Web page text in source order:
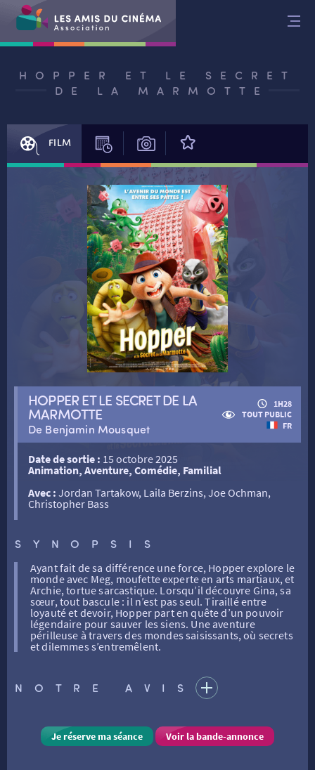
RETOUR
FILMS
HORAIRES
SÉANCES SPÉCIALES
THÉ CINÉ
RÉTRO VISION
LA PROG QUI OSE
RETOUR
ATELIERS PRATIQUES
RETOUR
D’ACTUALITÉS
LES DISPOSITIFS NATIONAUX
LES ATELIERS EN CLASSE
RETOUR
HISTORIQUE
RETOUR
NOS SALLES
HOPPER ET LE SECRET
DE LA MARMOTTE
FILM SÉANCES PHOTOS
HOPPER ET LE SECRET DE LA
MARMOTTE
De Benjamin Mousquet
1H28
TOUT PUBLIC
FR
Date de sortie : 15 octobre 2025
Animation, Aventure, Comédie, Familial
Avec : Jordan Tartakow, Laila Berzins, Joe Ochman,
Christopher Bass
SYNOPSIS
Ayant fait de sa différence une force, Hopper explore le
monde avec Meg, moufette experte en arts martiaux, et
Archie, tortue sarcastique. Lorsqu’il découvre Gina, sa
sœur, tout bascule : il n’est pas seul. Tiraillé entre
loyauté et devoir, Hopper part en quête d’un pouvoir
légendaire pour sauver les siens. Une aventure
périlleuse à travers des mondes saisissants, où secrets
et dilemmes s’entremêlent.
NOTRE AVIS
Je réserve ma séance Voir la bande-annonce